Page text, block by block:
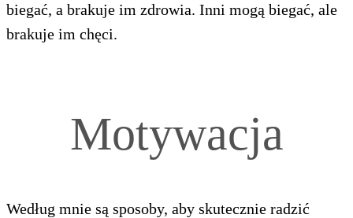
biegać, a brakuje im zdrowia. Inni mogą biegać, ale
brakuje im chęci.
Motywacja
Według mnie są sposoby, aby skutecznie radzić